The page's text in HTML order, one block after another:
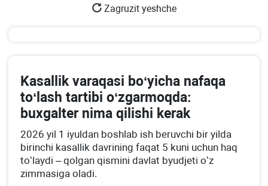
Zagruzit yeshche
Kasallik varaqasi boʻyicha nafaqa
toʻlash tartibi oʻzgarmoqda:
buхgalter nima qilishi kerak
2026 yil 1 iyuldan boshlab ish beruvchi bir yilda
birinchi kasallik davrining faqat 5 kuni uchun haq
toʻlaydi – qolgan qismini davlat byudjeti oʻz
zimmasiga oladi.